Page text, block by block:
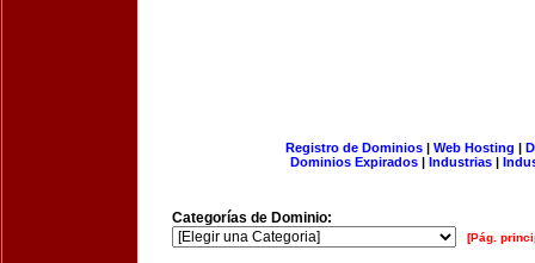
Registro de Dominios| Web Hosting |
Dominios Expirados | Industrias |
Categorías de Dominio:
[Pág.